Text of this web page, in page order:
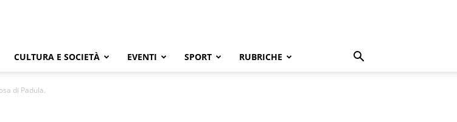
CULTURA E SOCIETÀ EVENTI SPORT RUBRICHE
di Padula.